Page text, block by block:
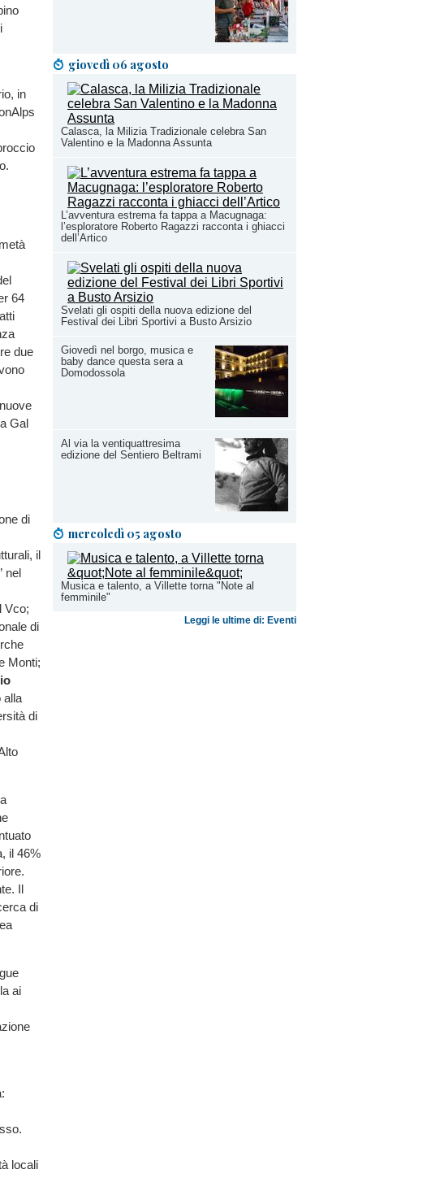
giovedì 06 agosto
Calasca, la Milizia Tradizionale celebra San
Valentino e la Madonna Assunta
L’avventura estrema fa tappa a Macugnaga:
l’esploratore Roberto Ragazzi racconta i ghiacci
dell’Artico
Svelati gli ospiti della nuova edizione del
Festival dei Libri Sportivi a Busto Arsizio
Giovedì nel borgo, musica e
baby dance questa sera a
Domodossola
Al via la ventiquattresima
edizione del Sentiero Beltrami
mercoledì 05 agosto
Musica e talento, a Villette torna "Note al
femminile"
Leggi le ultime di: Eventi
in
64
due
Gal
di
il
nel
Vco;
di
Monti;
alla
di
il 46%
Il
di
ai
locali